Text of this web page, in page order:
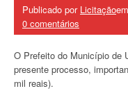
Publicado por Licitaçãoem
0 comentários
O Prefeito do Município de
presente processo,
mil reais).